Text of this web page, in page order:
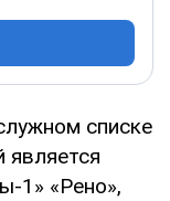
списке
является
1» «Рено»,